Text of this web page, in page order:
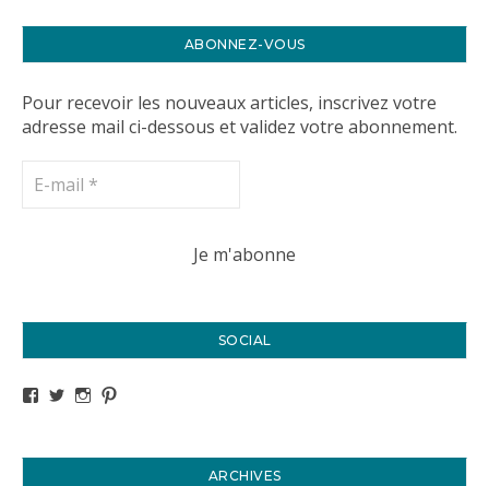
ABONNEZ-VOUS
Pour recevoir les nouveaux articles, inscrivez votre
adresse mail ci-dessous et validez votre abonnement.
SOCIAL
Voir le profil de titval35 sur Facebook
Voir le profil de titval35 sur Twitter
Voir le profil de titval35 sur Instagram
ARCHIVES